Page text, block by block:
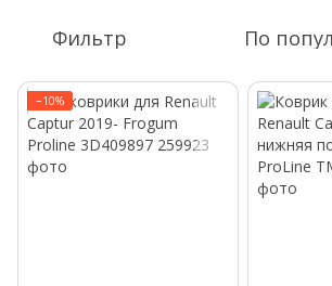
Фильтр По
−10%